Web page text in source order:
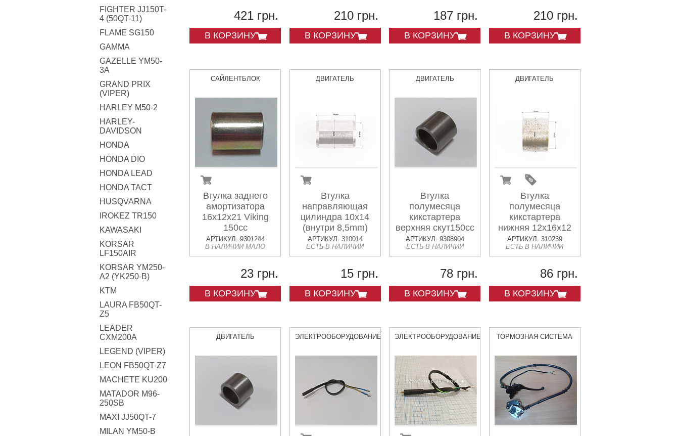
FIGHTER JJ150T-
4 (50QT-11)
FLAME SG150
GAMMA
GAZELLE YM50-
3A
GRAND PRIX
(VIPER)
HARLEY M50-2
HARLEY-
DAVIDSON
HONDA
HONDA DIO
HONDA LEAD
HONDA TACT
HUSQVARNA
IROKEZ TR150
KAWASAKI
KORSAR
LF150AIR
KORSAR YM250-
A2 (YK250-B)
KTM
LAURA FB50QT-
Z5
LEADER
CXM200A
LEGEND (VIPER)
LEON FB50QT-Z7
MACHETE KU200
MATADOR M96-
250SB
MAXI JJ50QT-7
MILAN YM50-B
421 грн.
В КОРЗИНУ
210 грн.
В КОРЗИНУ
187 грн.
В КОРЗИНУ
210 грн.
В КОРЗИНУ
САЙЛЕНТБЛОК
Втулка заднего
амортизатора
16x12x21 Viking
150cc
АРТИКУЛ: 9301244
В НАЛИЧИИ МАЛО
23 грн.
В КОРЗИНУ
ДВИГАТЕЛЬ
Втулка
направляющая
цилиндра 10x14
(внутри 8,5mm)
АРТИКУЛ: 310014
ЕСТЬ В НАЛИЧИИ
15 грн.
В КОРЗИНУ
ДВИГАТЕЛЬ
Втулка
полумесяца
кикстартера
верхняя скут150сс
АРТИКУЛ: 9308904
ЕСТЬ В НАЛИЧИИ
78 грн.
В КОРЗИНУ
ДВИГАТЕЛЬ
Втулка
полумесяца
кикстартера
нижняя 12x16x12
АРТИКУЛ: 310239
ЕСТЬ В НАЛИЧИИ
86 грн.
В КОРЗИНУ
ДВИГАТЕЛЬ ЭЛЕКТРООБОРУДОВАНИЕ ЭЛЕКТРООБОРУДОВАНИЕ ТОРМОЗНАЯ СИСТЕМА